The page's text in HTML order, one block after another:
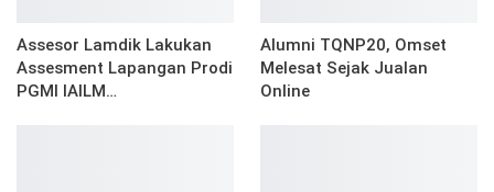
Assesor Lamdik Lakukan
Assesment Lapangan Prodi
PGMI IAILM…
Alumni TQNP20, Omset
Melesat Sejak Jualan
Online